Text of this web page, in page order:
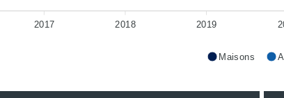
2017 2018 2019
Maisons